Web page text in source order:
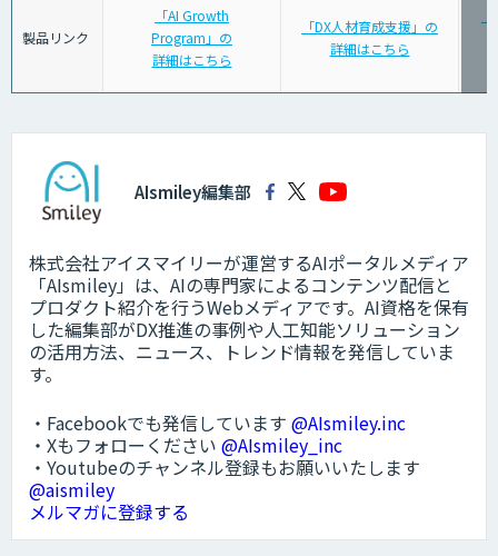
製品リンク
「AI Growth
Program」の
詳細はこちら
「DX人材育成支援」の
詳細はこちら
AIsmiley編集部
株式会社アイスマイリーが運営するAIポータルメディア
「AIsmiley」は、AIの専門家によるコンテンツ配信と
プロダクト紹介を行うWebメディアです。AI資格を保有
した編集部がDX推進の事例や人工知能ソリューション
の活用方法、ニュース、トレンド情報を発信していま
す。
・Facebookでも発信しています @AIsmiley.inc
・Xもフォローください @AIsmiley_inc
・Youtubeのチャンネル登録もお願いいたします
@aismiley
メルマガに登録する